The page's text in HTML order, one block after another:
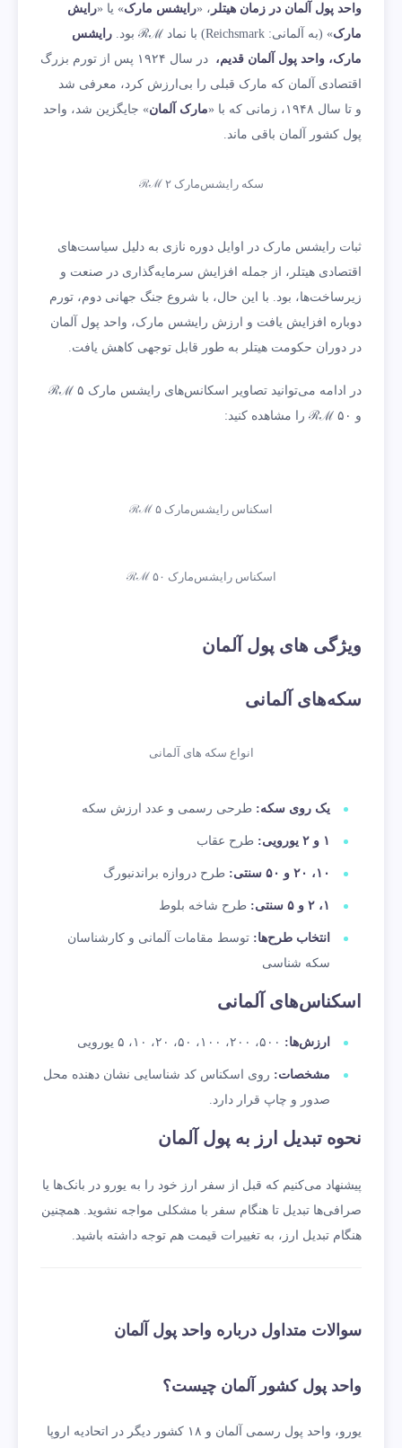
واحد پول آلمان در زمان هیتلر ، «رایشس مارک» یا «رایش
مارک» (به آلمانی: Reichsmark) با نماد ℛℳ بود.
رایشس
مارک، واحد پول آلمان قدیم،
در سال ۱۹۲۴ پس از تورم بزرگ
اقتصادی آلمان که مارک قبلی را بی‌ارزش کرد، معرفی شد
و تا سال ۱۹۴۸، زمانی که با «
مارک آلمان» جایگزین شد، واحد
پول کشور آلمان باقی ماند.
سکه رایشس‌مارک ۲ ℛℳ
ثبات رایشس مارک در اوایل دوره نازی به دلیل سیاست‌های
اقتصادی هیتلر، از جمله افزایش سرمایه‌گذاری در صنعت و
زیرساخت‌ها، بود. با این حال، با شروع جنگ جهانی دوم، تورم
دوباره افزایش یافت و ارزش رایشس مارک، واحد پول آلمان
در دوران حکومت هیتلر به طور قابل توجهی کاهش یافت.
در ادامه می‌توانید تصاویر اسکانس‌های رایشس مارک ۵ ℛℳ
و ۵۰ ℛℳ را مشاهده کنید:
اسکناس رایشس‌مارک ۵ ℛℳ
اسکناس رایشس‌مارک ۵۰ ℛℳ
ویژگی های پول آلمان
سکه‌های آلمانی
انواع سکه های آلمانی
یک روی سکه: طرحی رسمی و عدد ارزش سکه
۱ و ۲ یورویی: طرح عقاب
۱۰، ۲۰ و ۵۰ سنتی: طرح دروازه براندنبورگ
۱، ۲ و ۵ سنتی: طرح شاخه بلوط
انتخاب طرح‌ها: توسط مقامات آلمانی و کارشناسان
سکه شناسی
اسکناس‌های آلمانی
ارزش‌ها:
مشخصات: روی اسکناس کد شناسایی نشان دهنده محل
صدور و چاپ قرار دارد.
نحوه تبدیل ارز به پول آلمان
پیشنهاد می‌کنیم که قبل از سفر ارز خود را به یورو در بانک‌ها یا
صرافی‌ها تبدیل تا هنگام سفر با مشکلی مواجه نشوید. همچنین
هنگام تبدیل ارز، به تغییرات قیمت هم توجه داشته باشید.
سوالات متداول درباره واحد پول آلمان
واحد پول کشور آلمان چیست؟
یورو، واحد پول رسمی آلمان و ۱۸ کشور دیگر در اتحادیه اروپا